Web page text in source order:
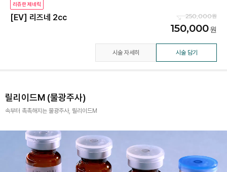
리쥬란 제네릭
[EV] 리즈네 2cc 250,000
150,000
시술 자세히 시술 담기
릴리이드M (물광주사)
속부터 촉촉해지는 물광주사, 릴리이드M